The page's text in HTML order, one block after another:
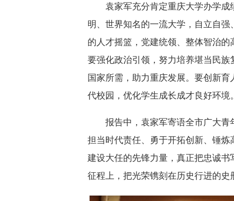
袁家军充分肯定重庆大学办学
明、世界知名的一流大学，自立自
的人才摇篮，党建统领、整体智治的
要强化政治引领，努力培养堪当民
国家所需，助力重庆发展。要创新
代校园，优化学生成长成才良好环境。
报告中，袁家军寄语全市广大青
担当时代责任、勇于开拓创新、锤
建设大任的先锋力量，真正把忠诚
征程上，把光荣镌刻在历史行进的史